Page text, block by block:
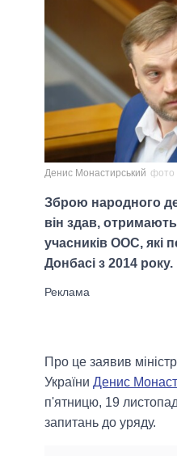
Денис Монастирський фото
Зброю народного
він здав,
учасників ООС, які
Донбасі з 2014 року.
Про це заявив
України Денис
п'ятницю, 19
запитань до уряду.